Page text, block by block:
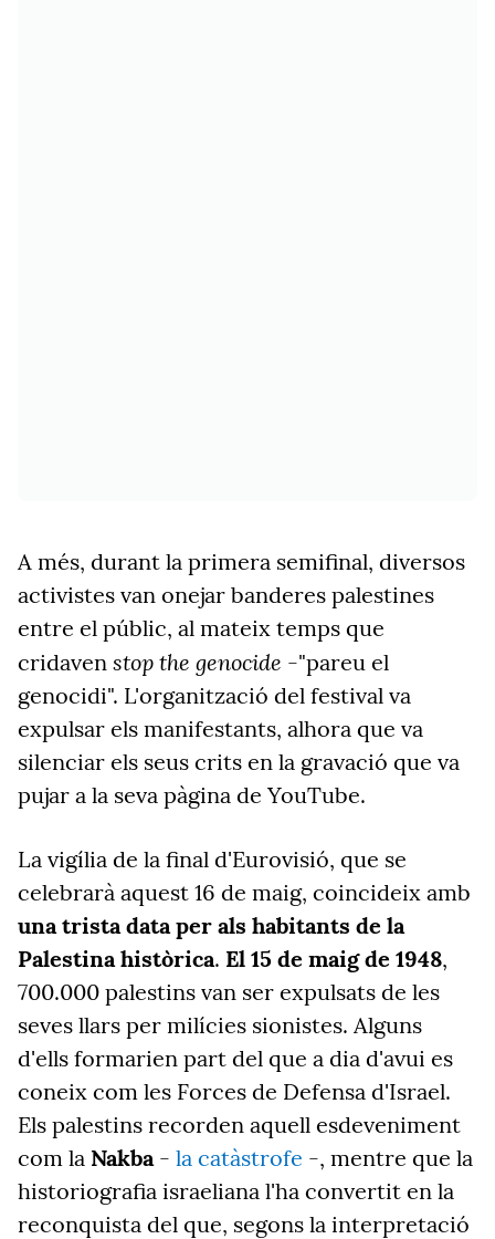
A més, durant la primera semifinal, diversos
activistes van onejar banderes palestines
entre el públic, al mateix temps que
cridaven stop the genocide -"pareu el
genocidi". L'organització del festival va
expulsar els manifestants, alhora que va
silenciar els seus crits en la gravació que va
pujar a la seva pàgina de YouTube.
La vigília de la final d'Eurovisió, que se
celebrarà aquest 16 de maig, coincideix amb
una trista data per als habitants de la
Palestina històrica. El 15 de maig de 1948,
700.000 palestins van ser expulsats de les
seves llars per milícies sionistes. Alguns
d'ells formarien part del que a dia d'avui es
coneix com les Forces de Defensa d'Israel.
Els palestins recorden aquell esdeveniment
com la Nakba- la catàstrofe -, mentre que la
historiografia israeliana l'ha convertit en la
reconquista del que, segons la interpretació